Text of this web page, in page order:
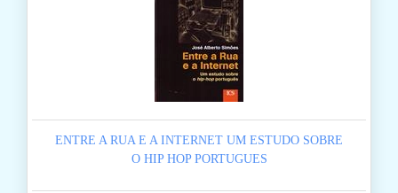
ENTRE A RUA E A INTERNET UM ESTUDO SOBRE
O HIP HOP PORTUGUES